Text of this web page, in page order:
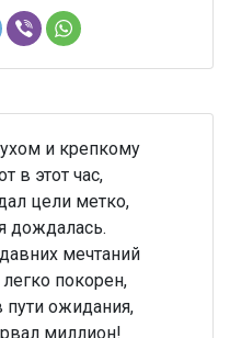
и крепкому
в этот час,
цели метко,
дождалась.
мечтаний
покорен,
пути ожидания,
миллион!